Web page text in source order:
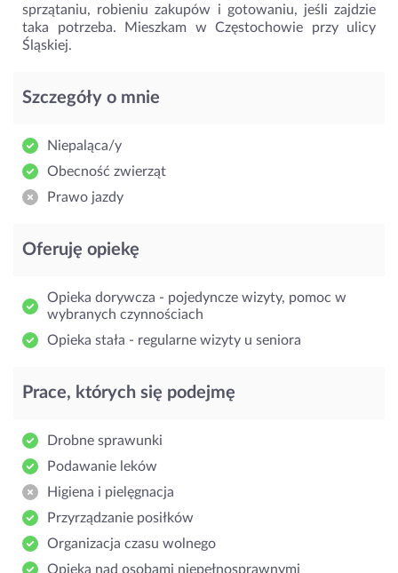
sprzątaniu, robieniu zakupów i gotowaniu, jeśli zajdzie
taka potrzeba. Mieszkam w Częstochowie przy ulicy
Śląskiej.
Szczegóły o mnie
Niepaląca/y
Obecność zwierząt
Prawo jazdy
Oferuję opiekę
Opieka dorywcza - pojedyncze wizyty, pomoc w
wybranych czynnościach
Opieka stała - regularne wizyty u seniora
Prace, których się podejmę
Drobne sprawunki
Podawanie leków
Higiena i pielęgnacja
Przyrządzanie posiłków
Organizacja czasu wolnego
Opieka nad osobami niepełnosprawnymi